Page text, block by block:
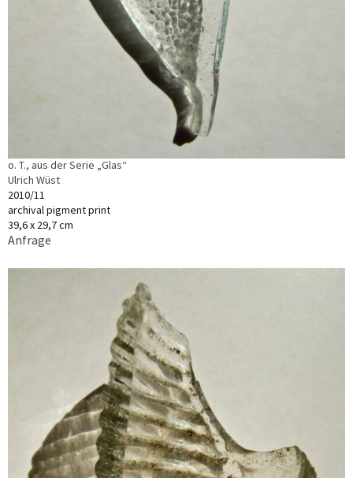
o. T., aus der Serie „Glas“
Ulrich Wüst
2010/11
archival pigment print
39,6 x 29,7 cm
Anfrage